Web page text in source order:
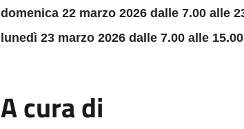
domenica 22 marzo 2026 dalle 7.00 alle
lunedì 23 marzo 2026 dalle 7.00 alle 15.00
A cura di